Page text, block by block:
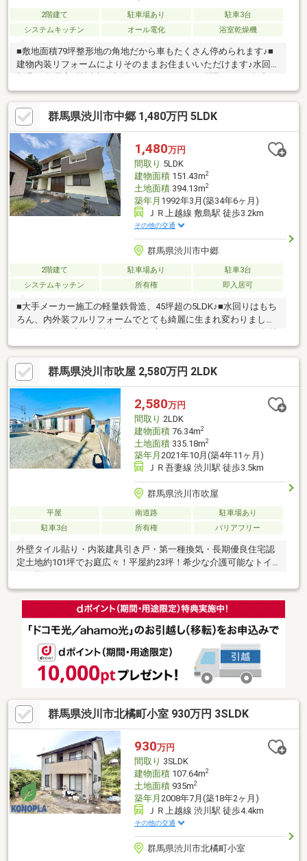
2階建て 駐車場あり
駐車3台
システムキッチン
オール電化 浴室乾燥機
■敷地面積79坪整形地の角地だから車もたくさん停められます♪■
建物内装リフォームによりそのままお住まいいただけます♪水回り
ださい♪■1km圏内にスーパー、薬局、100円ショップ、飲食店な
ど生活施設が充実しています♪■閑静な住宅街でゆったり生活でき
ます♪とても静かな環境です♪■空家なので気兼ねなく内覧できま
す♪■送迎も可能です♪見学ご希望の方はお気軽にお申し付けくだ
さい♪※告知事項あり新築・中古・土地・注文住宅・リフォームな
ど不動産に関することはお気軽にお問合せください♪寄り添ってご
対応させていただきます♪
群馬県渋川市中郷 1,480万円 5LDK
1,480万円
間取り 5LDK
建物面積151.43m2
土地面積394.13m2
築年月 1992年3月(築34年6ヶ月)
ＪＲ上越線 敷島駅 徒歩3.2km
その他の交通
群馬県渋川市中郷
2階建て 駐車場あり
駐車3台
システムキッチン
所有権 即入居可
■大手メーカー施工の軽量鉄骨造、45坪超の5LDK♪■水回りはもち
ろん、内外装フルリフォームでとても綺麗に生まれ変わりました
♪■約12坪の平家の別棟や大きな倉庫もお使いいただけます♪■敷地
も約120坪の整形地で車スペースにも困らない♪■徒歩10分圏内に
スーパーや小・中学校など嬉しい施設が点在♪■収納もたっぷりの
使いやすい間取りを一度ご確認ください♪■送迎も可能です♪見学
ご希望の方はお気軽にお申し付けください♪新築・中古・土地・注
文住宅・リフォームなど不動産に関することはお気軽にお問合せ
ください♪寄り添ってご対応させていただきます♪
群馬県渋川市吹屋 2,580万円 2LDK
2,580万円
間取り 2LDK
建物面積76.34m2
土地面積335.18m2
築年月 2021年10月(築4年11ヶ月)
ＪＲ吾妻線 渋川駅 徒歩3.5km
群馬県渋川市吹屋
平屋 南道路
駐車場あり
駐車3台
所有権 バリアフリー
外壁タイル貼り・内装建具引き戸・第一種換気・長期優良住宅認
定土地約101坪でお庭広々！平屋約23坪！希少な介護可能なトイ
群馬県渋川市北橘町小室 930万円 3SLDK
930万円
間取り 3SLDK
建物面積107.64m2
土地面積935m2
築年月 2008年7月(築18年2ヶ月)
ＪＲ上越線 渋川駅 徒歩4.4km
その他の交通
群馬県渋川市北橘町小室